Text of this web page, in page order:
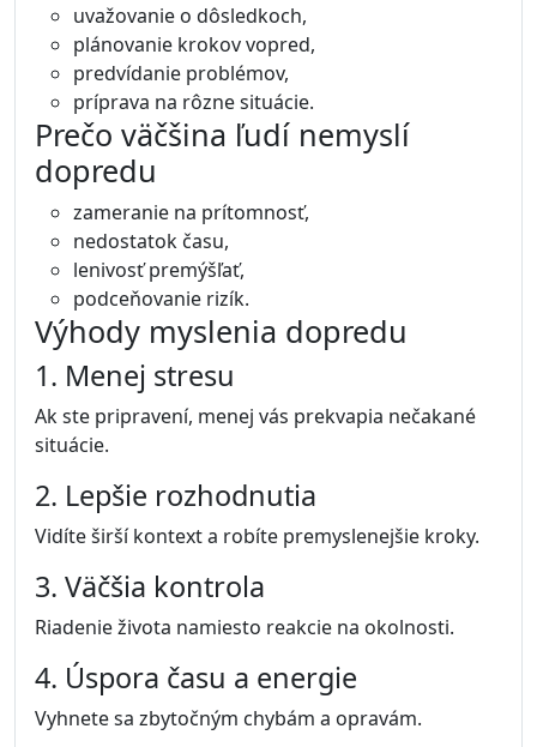
uvažovanie o dôsledkoch,
plánovanie krokov vopred,
predvídanie problémov,
príprava na rôzne situácie.
Prečo väčšina ľudí nemyslí
dopredu
zameranie na prítomnosť,
nedostatok času,
lenivosť premýšľať,
podceňovanie rizík.
Výhody myslenia dopredu
1. Menej stresu
Ak ste pripravení, menej vás prekvapia nečakané
situácie.
2. Lepšie rozhodnutia
Vidíte širší kontext a robíte premyslenejšie kroky.
3. Väčšia kontrola
Riadenie života namiesto reakcie na okolnosti.
4. Úspora času a energie
Vyhnete sa zbytočným chybám a opravám.